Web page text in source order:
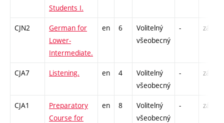
Students I.
CJN2
German for
Lower-
Intermediate.
en 6
Volitelný
všeobecný
- zá,zk
CJA7 Listening. en 4
Volitelný
všeobecný
- zá,zk
CJA1
Preparatory
Course for
en 8
Volitelný
všeobecný
- zá,zk